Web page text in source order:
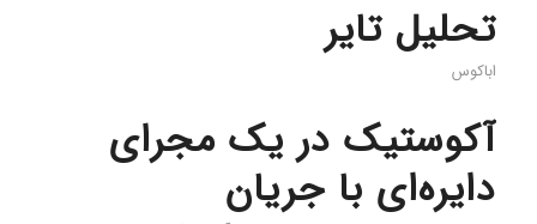
تحلیل تایر
اباکوس
آکوستیک در یک مجرای
دایره‌ای با جریان